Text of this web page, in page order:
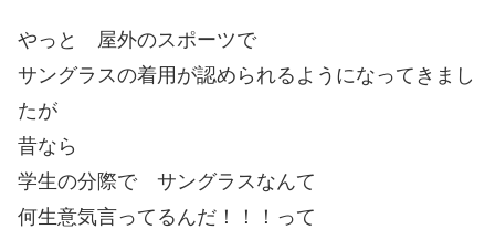
やっと 屋外のスポーツで
サングラスの着用が認められるようになってきまし
たが
昔なら
学生の分際で サングラスなんて
何生意気言ってるんだ！！！って